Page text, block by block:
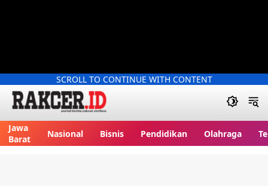
SCROLL TO CONTINUE WITH CONTENT
Jawa
Barat
Nasional Bisnis Pendidikan Olahraga